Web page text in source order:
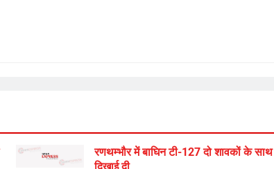
रणथम्भौर में बाघिन टी-127 दो शावकों के साथ